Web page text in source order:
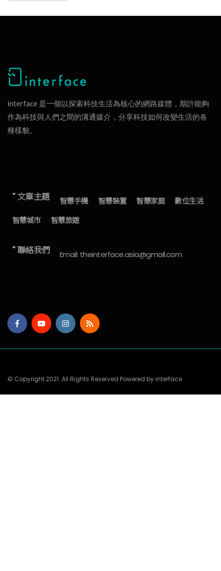
interface 是一個以探索科技生活為核心的網路媒體，期許能夠
作為科技與人們之間的溝通媒介，分享科技如何改變生活的各
種樣貌。
" 文章主題 智慧手機 智慧裝置 智慧家庭
數位生活
智慧城市
智慧旅遊
" 聯絡我們 Email: theinterface.asia@gmail.com
© Copyright 2021. All Rights Reserved Powered by interface